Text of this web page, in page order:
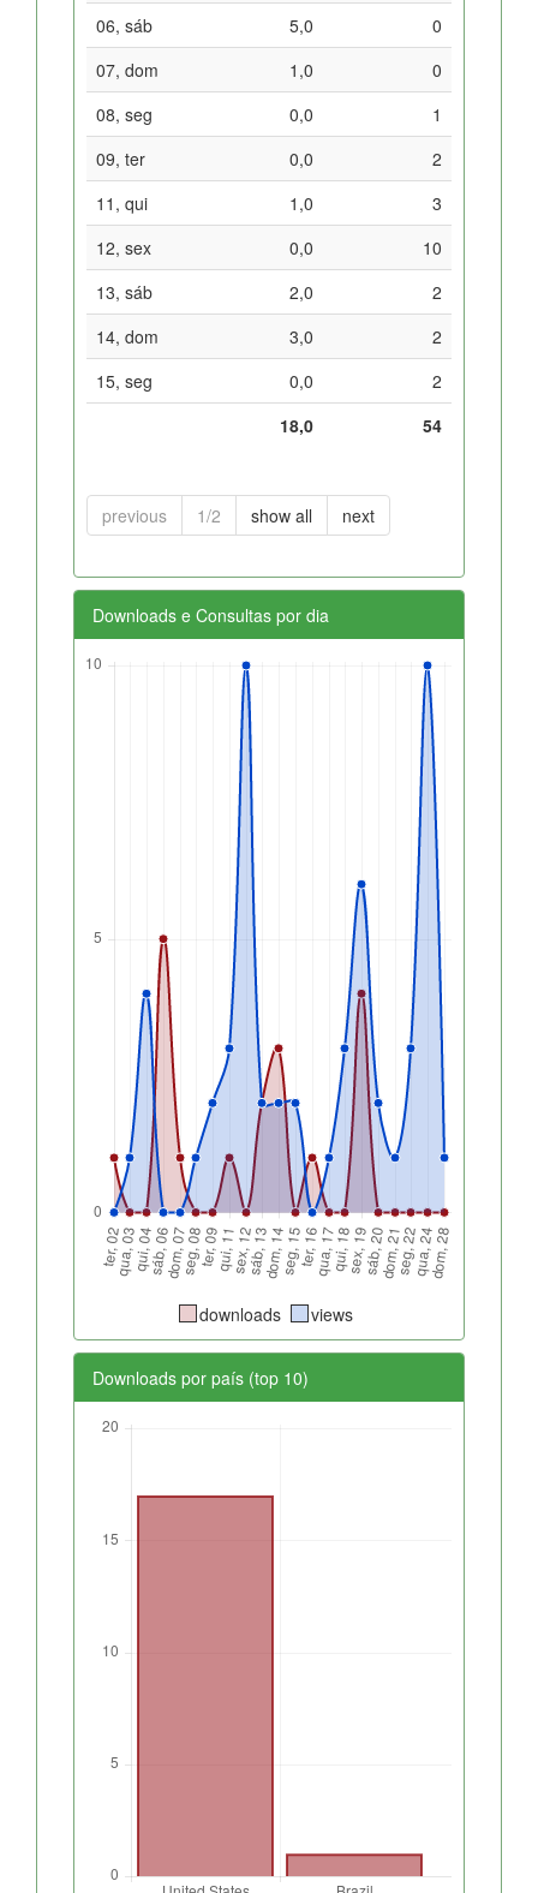
06, sáb
5,0
0
07, dom
1,0
0
08, seg
0,0
1
09, ter
0,0
2
11, qui
1,0
3
12, sex
0,0
10
13, sáb
2,0
2
14, dom
3,0
2
15, seg
0,0
2
18,0
54
previous 1/2 show all next
Downloads e Consultas por dia
downloads views
Downloads por país (top 10)